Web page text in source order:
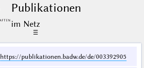
Publikationen
im Netz
☰
https://publikationen.badw.de/de/003392905